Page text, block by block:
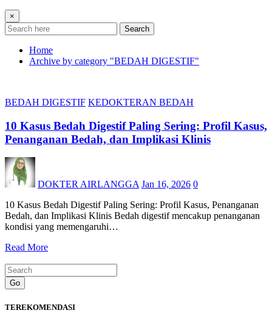
×
Search
Home
Archive by category "BEDAH DIGESTIF"
BEDAH DIGESTIF KEDOKTERAN BEDAH
10 Kasus Bedah Digestif Paling Sering: Profil Kasus,
Penanganan Bedah, dan Implikasi Klinis
DOKTER AIRLANGGA Jan 16, 2026 0
10 Kasus Bedah Digestif Paling Sering: Profil Kasus, Penanganan
Bedah, dan Implikasi Klinis Bedah digestif mencakup penanganan
kondisi yang memengaruhi…
Read More
Go
TEREKOMENDASI